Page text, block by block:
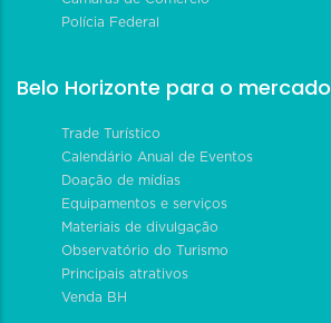
Polícia Federal
Belo Horizonte para o mercado
Trade Turístico
Calendário Anual de Eventos
Doação de mídias
Equipamentos e serviços
Materiais de divulgação
Observatório do Turismo
Principais atrativos
Venda BH